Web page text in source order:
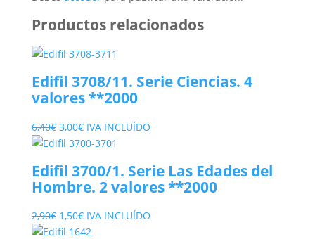
Productos relacionados
Edifil 3708/11. Serie Ciencias. 4
valores **2000
6,40€ El
precio
era:
6,40€.
3,00€El
precio
es:
3,00€.
IVA INCLUÍDO
Edifil 3700/1. Serie Las Edades del
Hombre. 2 valores **2000
2,90€ El
precio
1,50€El
precio
IVA INCLUÍDO